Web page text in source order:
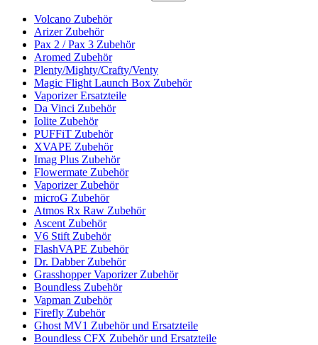
Volcano Zubehör
Arizer Zubehör
Pax 2 / Pax 3 Zubehör
Aromed Zubehör
Plenty/Mighty/Crafty/Venty
Magic Flight Launch Box Zubehör
Vaporizer Ersatzteile
Da Vinci Zubehör
Iolite Zubehör
PUFFiT Zubehör
XVAPE Zubehör
Imag Plus Zubehör
Flowermate Zubehör
Vaporizer Zubehör
microG Zubehör
Atmos Rx Raw Zubehör
Ascent Zubehör
V6 Stift Zubehör
FlashVAPE Zubehör
Dr. Dabber Zubehör
Grasshopper Vaporizer Zubehör
Boundless Zubehör
Vapman Zubehör
Firefly Zubehör
Ghost MV1 Zubehör und Ersatzteile
Boundless CFX Zubehör und Ersatzteile